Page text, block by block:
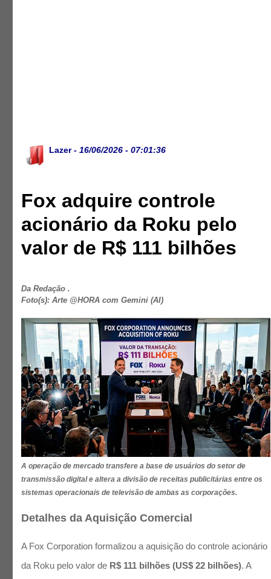
Lazer- 16/06/2026 - 07:01:36
Fox adquire controle
acionário da Roku pelo
valor de R$ 111 bilhões
Da Redação .
Foto(s): Arte @HORA com Gemini (AI)
A operação de mercado transfere a base de usuários do setor de
transmissão digital e altera a divisão de receitas publicitárias entre os
sistemas operacionais de televisão de ambas as corporações.
Detalhes da Aquisição Comercial
A Fox Corporation formalizou a aquisição do controle acionário
da Roku pelo valor de R$ 111 bilhões (US$ 22 bilhões). A